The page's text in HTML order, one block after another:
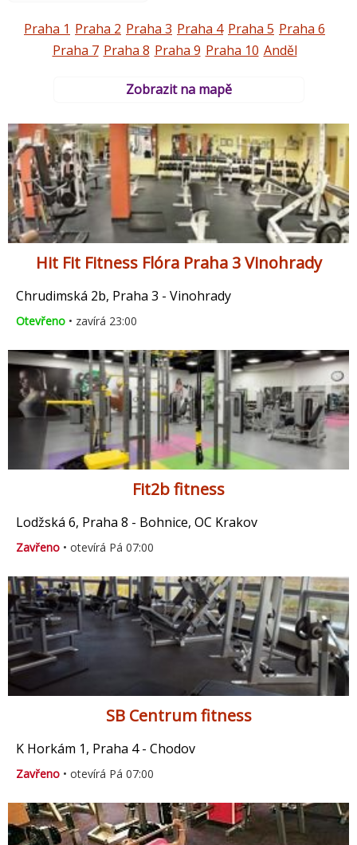
Praha 1 Praha 2 Praha 3 Praha 4 Praha 5 Praha 6
Praha 7 Praha 8 Praha 9 Praha 10 Anděl
Zobrazit na mapě
Hit Fit Fitness Flóra Praha 3 Vinohrady
Chrudimská 2b, Praha 3 - Vinohrady
Otevřeno • zavírá 23:00
Fit2b fitness
Lodžská 6, Praha 8 - Bohnice, OC Krakov
Zavřeno • otevírá Pá 07:00
SB Centrum fitness
K Horkám 1, Praha 4 - Chodov
Zavřeno • otevírá Pá 07:00